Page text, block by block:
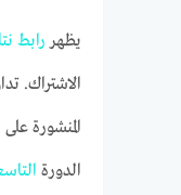
يظهر رابط
الاشتراك.
المنشورة على
الدورة